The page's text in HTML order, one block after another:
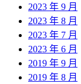
2023 年 9 月
2023 年 8 月
2023 年 7 月
2023 年 6 月
2019 年 9 月
2019 年 8 月